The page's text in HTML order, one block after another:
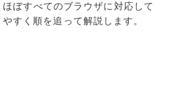
ぼすべてのブラウザに対応して
すく順を追って解説します。